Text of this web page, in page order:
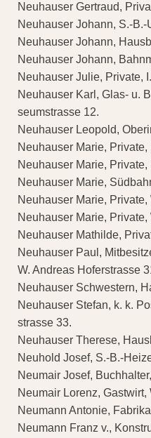
Neuhauser Gertraud,
Neuhauser Johann, S.-B.-
Neuhauser Johann,
Neuhauser Johann,
Neuhauser Julie, Private,
Neuhauser Karl, Glas- u.
seumstrasse 12.
Neuhauser Leopold,
Neuhauser Marie, Private,
Neuhauser Marie,
Neuhauser Marie,
Neuhauser Marie,
Neuhauser Marie, Private,
Neuhauser Mathilde,
Neuhauser Paul,
W. Andreas Hoferstrasse
Neuhauser Schwestern,
Neuhauser Stefan, k. k.
strasse 33.
Neuhauser Therese,
Neuhold Josef, S.-B.-
Neumair Josef,
Neumair Lorenz, Gastwirt,
Neumann Antonie,
Neumann Franz v.,